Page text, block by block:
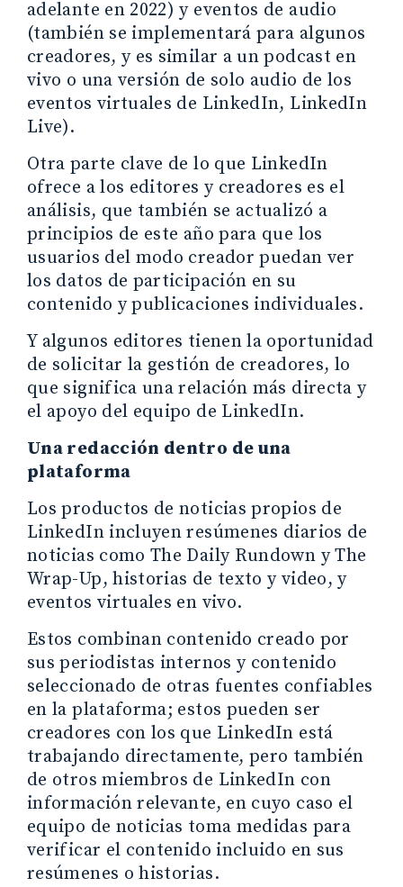
adelante en 2022) y eventos de audio
(también se implementará para algunos
creadores, y es similar a un podcast en
vivo o una versión de solo audio de los
eventos virtuales de LinkedIn, LinkedIn
Live).
Otra parte clave de lo que LinkedIn
ofrece a los editores y creadores es el
análisis, que también se actualizó a
principios de este año para que los
usuarios del modo creador puedan ver
los datos de participación en su
contenido y publicaciones individuales.
Y algunos editores tienen la oportunidad
de solicitar la gestión de creadores, lo
que significa una relación más directa y
el apoyo del equipo de LinkedIn.
Una redacción dentro de una
plataforma
Los productos de noticias propios de
LinkedIn incluyen resúmenes diarios de
noticias como The Daily Rundown y The
Wrap-Up, historias de texto y video, y
eventos virtuales en vivo.
Estos combinan contenido creado por
sus periodistas internos y contenido
seleccionado de otras fuentes confiables
en la plataforma; estos pueden ser
creadores con los que LinkedIn está
trabajando directamente, pero también
de otros miembros de LinkedIn con
información relevante, en cuyo caso el
equipo de noticias toma medidas para
verificar el contenido incluido en sus
resúmenes o historias.